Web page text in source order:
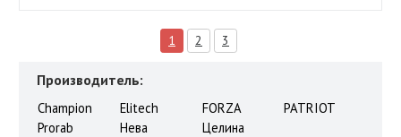
1 2 3
Производитель:
Champion Elitech FORZA
PATRIOT
Prorab
Нева Целина